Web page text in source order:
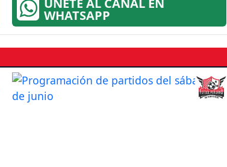
ÚNETE AL CANAL EN
WHATSAPP